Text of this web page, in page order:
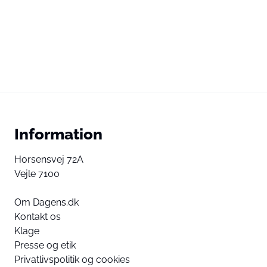
Information
Horsensvej 72A
Vejle 7100
Om Dagens.dk
Kontakt os
Klage
Presse og etik
Privatlivspolitik og cookies